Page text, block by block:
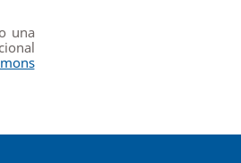
una